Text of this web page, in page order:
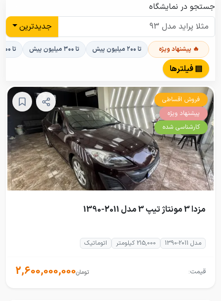
جستجو در نمایشگاه
جدیدترین
🔥 پیشنهاد ویژه تا ۲۰۰ میلیون پیش تا ۳۰۰ میلیون پیش تا ۴۰۰ میلیون پیش
▤ فیلترها
فروش اقساطی
پیشنهاد ویژه
کارشناسی شده
مزدا 3 مونتاژ تیپ 3 مدل 2011-1390
مدل 2011-1390 215,000 کیلومتر اتوماتیک
قیمت: 2,600,000,000تومان